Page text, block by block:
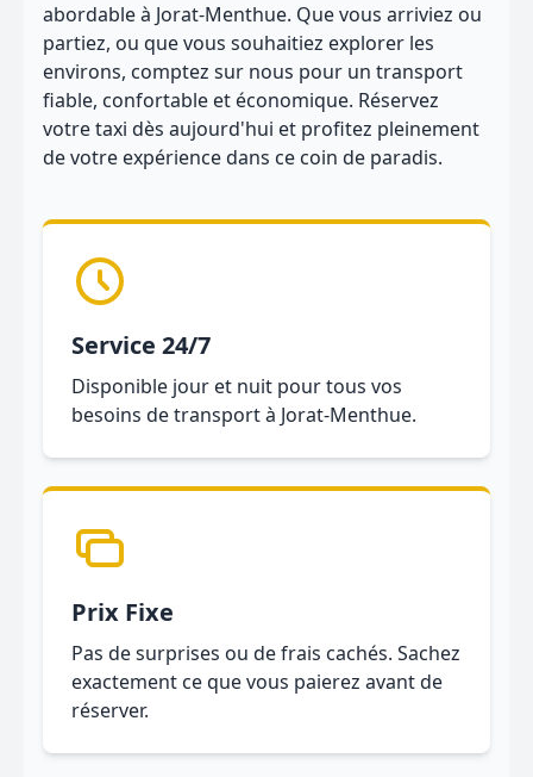
abordable à Jorat-Menthue. Que vous arriviez ou
partiez, ou que vous souhaitiez explorer les
environs, comptez sur nous pour un transport
fiable, confortable et économique. Réservez
votre taxi dès aujourd'hui et profitez pleinement
de votre expérience dans ce coin de paradis.
Service 24/7
Disponible jour et nuit pour tous vos
besoins de transport à Jorat-Menthue.
Prix Fixe
Pas de surprises ou de frais cachés. Sachez
exactement ce que vous paierez avant de
réserver.